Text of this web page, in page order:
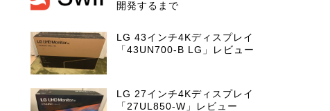
開発するまで
LG 43インチ4Kディスプレイ
「43UN700-B LG」レビュー
LG 27インチ4Kディスプレイ
「27UL850-W」レビュー